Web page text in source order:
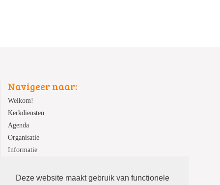
Deze website maakt gebruik van functionele
Navigeer naar:
Welkom!
Kerkdiensten
Agenda
Organisatie
Informatie